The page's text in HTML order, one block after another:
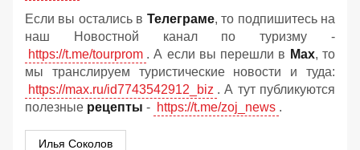
Если вы остались в Телеграме, то подпишитесь на
наш Новостной канал по туризму -
https://t.me/tourprom . А если вы перешли в Мах, то
мы транслируем туристические новости и туда:
https://max.ru/id7743542912_biz . А тут публикуются
полезные рецепты - https://t.me/zoj_news .
Илья Соколов